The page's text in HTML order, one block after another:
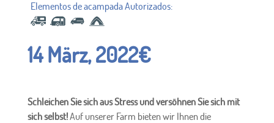
14 März, 2022€
Schleichen Sie sich aus Stress und versöhnen Sie sich mit
sich selbst!Auf unserer Farm bieten wir Ihnen die